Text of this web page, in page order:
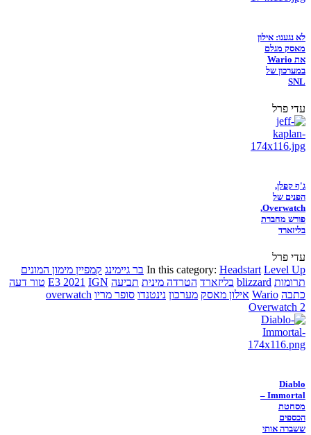
לא נגענו: אילון
מאסק מגלם
את Wario
במערכון של
SNL
עדי פרל
ג'ף קפלן,
הפנים של
Overwatch,
פורש מחברת
בליזארד
עדי פרל
In this category: Headstart Level Up בר גיימינג קמפיין מימון המונים
תרומות blizzard בליזארד הטרדה מינית תביעה E3 2021 IGN
טור דעה
כתבה Wario אילון מאסק מערכון נינטנדו סופר מריו overwatch
Overwatch 2
Diablo
Immortal –
מסחטת
הכספים
ששברה אותי